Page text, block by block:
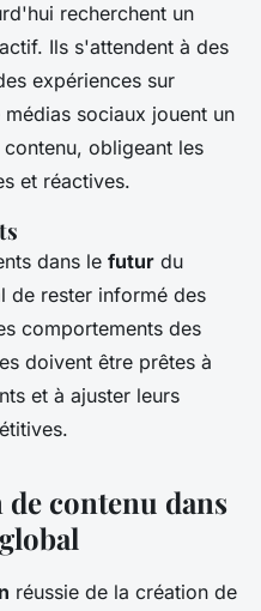
recherchent un
Ils s'attendent à des
expériences sur
sociaux jouent un
obligeant les
et réactives.
dans le futur du
de rester informé des
comportements des
doivent être prêtes à
et à ajuster leurs
contenu dans
réussie de la création de